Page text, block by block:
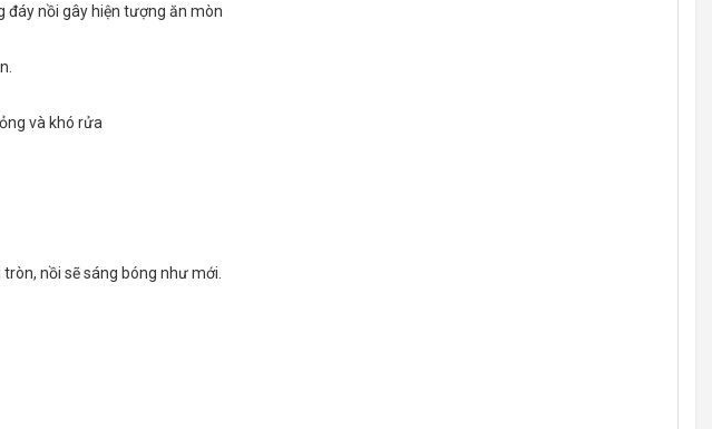
đáy nồi gây hiện tượng ăn mòn
và khó rửa
nồi sẽ sáng bóng như mới.